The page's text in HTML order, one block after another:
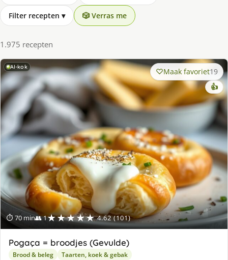
Filter recepten ▾ 🎲 Verras me
1.975 recepten
AI-kok
⏱ 70 min👥 1★★★★★ 4.62 (101)
Maak favoriet19
👍
Pogaça = broodjes (Gevulde)
Brood & beleg Taarten, koek & gebak